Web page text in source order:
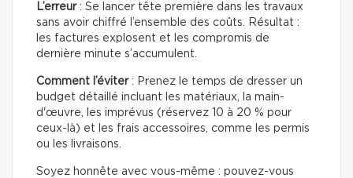
L’erreur: Se lancer tête première dans les travaux
sans avoir chiffré l’ensemble des coûts. Résultat :
les factures explosent et les compromis de
dernière minute s’accumulent.
Comment l’éviter: Prenez le temps de dresser un
budget détaillé incluant les matériaux, la main-
d'œuvre, les imprévus (réservez 10 à 20 % pour
ceux-là) et les frais accessoires, comme les permis
ou les livraisons.
Soyez honnête avec vous-même : pouvez-vous